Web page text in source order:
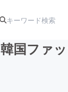
韓国ファ